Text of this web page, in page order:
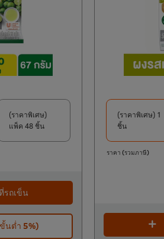
(ราคาพิเศษ)
แพ็ค 48 ชิ้น
รถเข็น
นต่ำ 5%)
(ราคาพิเศษ) 1
ชิ้น
ราคา (รวมภาษี)